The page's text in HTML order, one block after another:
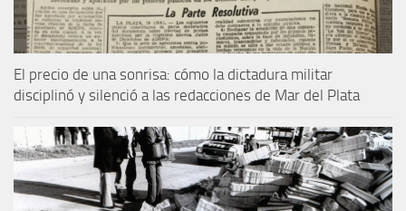
El precio de una sonrisa: cómo la dictadura militar
disciplinó y silenció a las redacciones de Mar del Plata